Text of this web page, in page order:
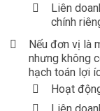
Liên
chính
Nếu đơn vị là
nhưng không
hạch toán lợi
Hoạt